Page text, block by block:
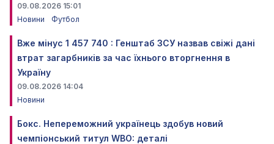
09.08.2026 15:01
Новини
Футбол
Вже мінус 1 457 740 : Генштаб ЗСУ назвав свіжі дані
втрат загарбників за час їхнього вторгнення в
Україну
09.08.2026 14:04
Новини
Бокс. Непереможний українець здобув новий
чемпіонський титул WBO: деталі